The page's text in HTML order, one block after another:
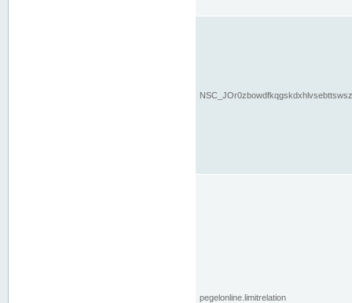
pegelonline.limitrelation